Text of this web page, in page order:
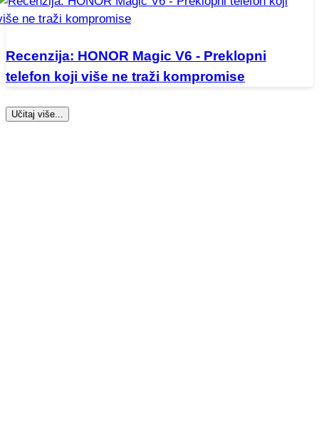
Recenzija: HONOR Magic V6 - Preklopni
telefon koji više ne traži kompromise
Učitaj više...